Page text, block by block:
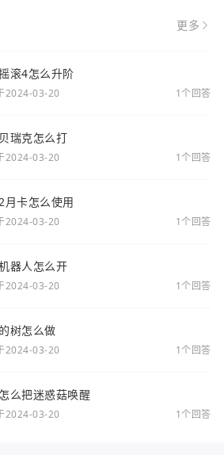
更多
滚4怎么升阶
2024-03-20 1个回答
瑞克怎么打
2024-03-20 1个回答
月卡怎么使用
2024-03-20 1个回答
器人怎么开
2024-03-20 1个回答
树怎么做
2024-03-20 1个回答
么把迷惑菇唤醒
2024-03-20 1个回答